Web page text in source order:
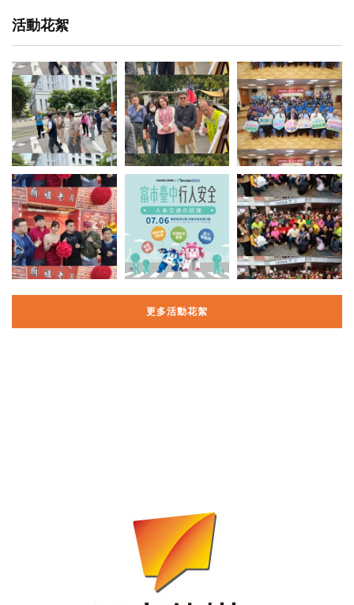
活動花絮
更多活動花絮